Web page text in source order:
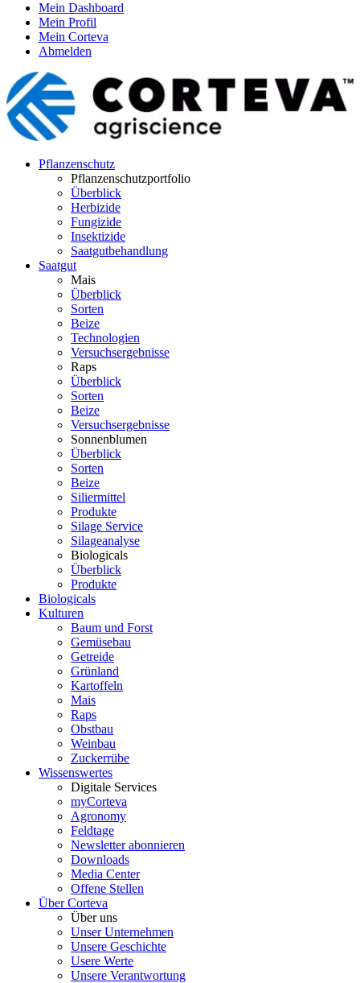
Mein Dashboard
Mein Profil
Mein Corteva
Abmelden
Pflanzenschutz
Pflanzenschutzportfolio
Überblick
Herbizide
Fungizide
Insektizide
Saatgutbehandlung
Saatgut
Mais
Überblick
Sorten
Beize
Technologien
Versuchsergebnisse
Raps
Überblick
Sorten
Beize
Versuchsergebnisse
Sonnenblumen
Überblick
Sorten
Beize
Siliermittel
Produkte
Silage Service
Silageanalyse
Biologicals
Überblick
Produkte
Biologicals
Kulturen
Baum und Forst
Gemüsebau
Getreide
Grünland
Kartoffeln
Mais
Raps
Obstbau
Weinbau
Zuckerrübe
Wissenswertes
Digitale Services
myCorteva
Agronomy
Feldtage
Newsletter abonnieren
Downloads
Media Center
Offene Stellen
Über Corteva
Über uns
Unser Unternehmen
Unsere Geschichte
Usere Werte
Unsere Verantwortung